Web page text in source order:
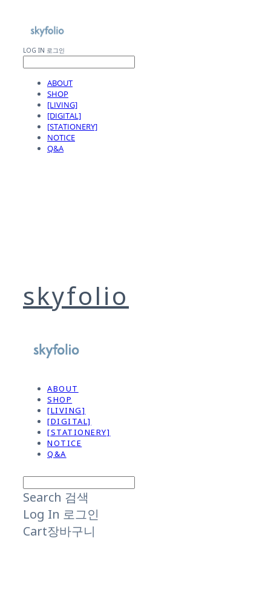
LOG IN 로그인
ABOUT
SHOP
[LIVING]
[DIGITAL]
[STATIONERY]
NOTICE
Q&A
skyfolio
ABOUT
SHOP
[LIVING]
[DIGITAL]
[STATIONERY]
NOTICE
Q&A
Search 검색
Log In 로그인
Cart장바구니